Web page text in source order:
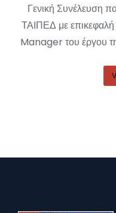
Γενική Συνέλευση
ΤΑΙΠΕΔ με
Manager του έργου